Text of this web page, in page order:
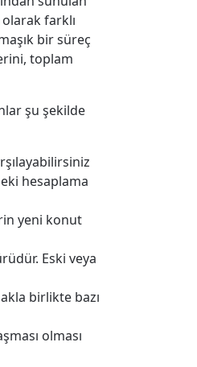
farklı
bir süreç
toplam
şu şekilde
hesaplama
yeni konut
Eski veya
birlikte bazı
olması